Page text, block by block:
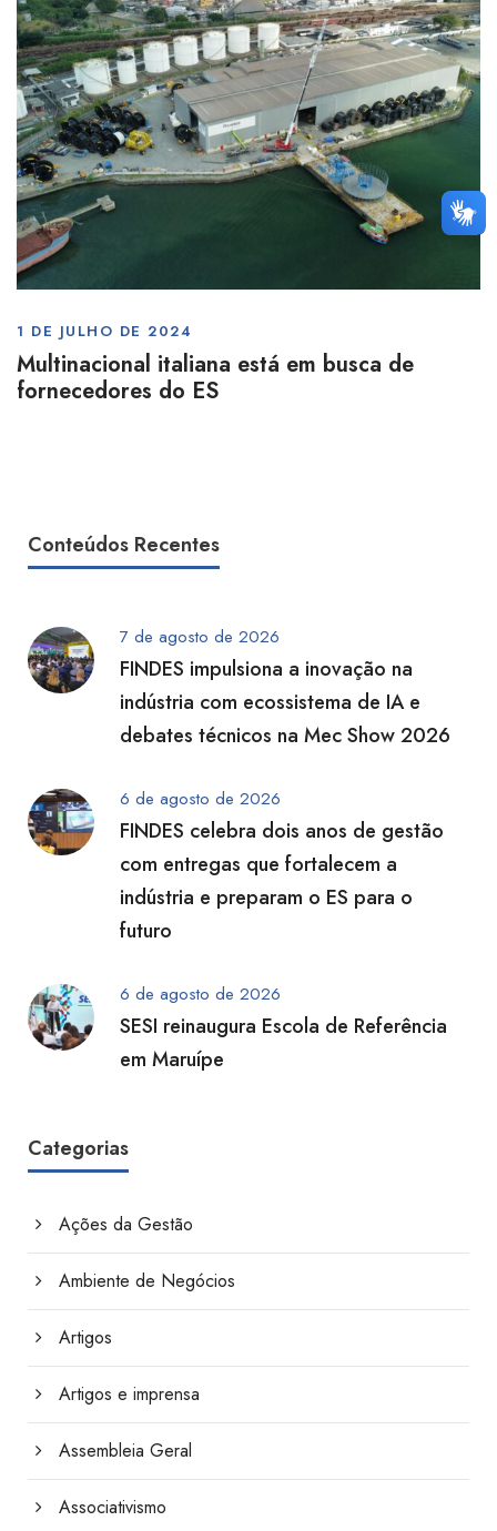
1 DE JULHO DE 2024
Multinacional italiana está em busca de
fornecedores do ES
Conteúdos Recentes
7 de agosto de 2026
FINDES impulsiona a inovação na
indústria com ecossistema de IA e
debates técnicos na Mec Show 2026
6 de agosto de 2026
FINDES celebra dois anos de gestão
com entregas que fortalecem a
indústria e preparam o ES para o
futuro
6 de agosto de 2026
SESI reinaugura Escola de Referência
em Maruípe
Categorias
Ações da Gestão
Ambiente de Negócios
Artigos
Artigos e imprensa
Assembleia Geral
Associativismo